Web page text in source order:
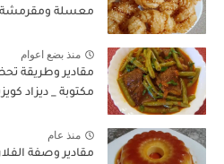
معسلة ومقرمشة_
منذ بضع اعوام
مقادير وطريقة
مكتوبة _ ديزاد
منذ عام
مقادير وصفة